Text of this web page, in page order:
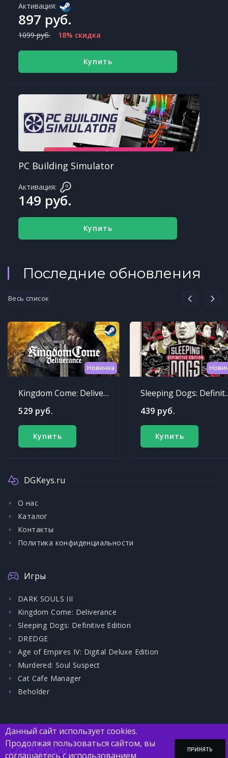
Активация:
897 руб.
1099 руб. 18% скидка
Купить
PC Building Simulator
Активация:
149 руб.
Купить
Последние обновления
Весь список
Новинка
Kingdom Come: Deliverance
529 руб.
Купить
Sleeping
439 руб.
Купить
DGKeys.ru
О нас
Каталог
Контакты
Политика конфиденциальности
Игры
DARK SOULS III
Kingdom Come: Deliverance
Sleeping Dogs: Definitive Edition
DREDGE
Age of Empires IV: Digital Deluxe Edition
Murdered: Soul Suspect
Cat Cafe Manager
Beholder
DGKeys.ru
Данный сайт использует cookies.
Продолжая пользоваться сайтом, вы
соглашаетесь с использованием
ПРИНЯТЬ